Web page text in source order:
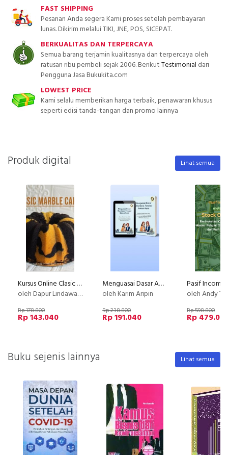
FAST SHIPPING
Pesanan Anda segera Kami proses setelah pembayaran
lunas. Dikirim melalui TIKI, JNE, POS, SICEPAT.
BERKUALITAS DAN TERPERCAYA
Semua barang terjamin kualitasnya dan terpercaya oleh
ratusan ribu pembeli sejak 2006. BerikutTestimonial dari
Pengguna Jasa Bukukita.com
LOWEST PRICE
Kami selalu memberikan harga terbaik, penawaran khusus
seperti edisi tanda-tangan dan promo lainnya
Produk digital Lihat semua
Kursus Online Clasic Marble Cake Dapur Lindawaty PU
oleh Dapur Lindawaty
Rp 178.800
Rp 143.040
Menguasai Dasar Akuntansi : Fondasi Sukses Karir
oleh Karim Aripin
Rp 238.800
Rp 191.040
oleh Andy
Rp 598.800
Rp
Buku sejenis lainnya Lihat semua